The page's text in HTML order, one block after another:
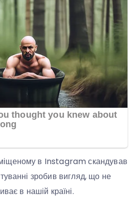
в Instagram скандував
зробив вигляд, що не
в нашій країні.